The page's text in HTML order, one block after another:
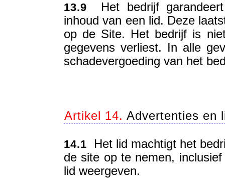
13.9 Het bedrijf
inhoud van een lid. Deze
op de Site. Het bedrijf is
gegevens verliest. In alle
schadevergoeding van het
Artikel 14. Advertenties en
14.1 Het lid machtigt het
de site op te nemen,
lid weergeven.